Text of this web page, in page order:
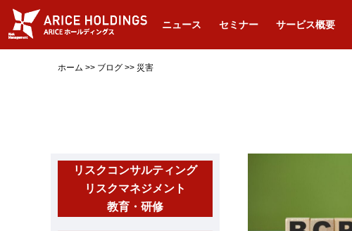
ニュース セミナー サービス概要
ホーム >> ブログ >> 災害
リスクコンサルティング
リスクマネジメント
教育・研修